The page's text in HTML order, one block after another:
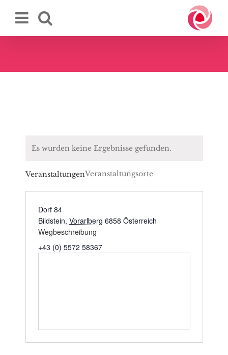
Inhalt
Es wurden keine Ergebnisse gefunden.
VeranstaltungenVeranstaltungsorte
Dorf 84
Bildstein, Vorarlberg 6858 Österreich
Wegbeschreibung
+43 (0) 5572 58367